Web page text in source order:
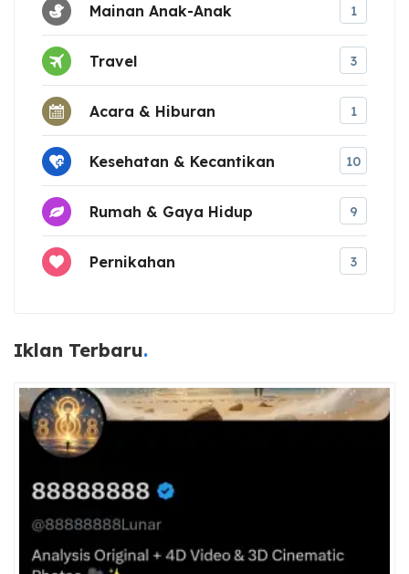
Mainan Anak-Anak 1
Travel 3
Acara & Hiburan 1
Kesehatan & Kecantikan 10
Rumah & Gaya Hidup 9
Pernikahan 3
Iklan Terbaru